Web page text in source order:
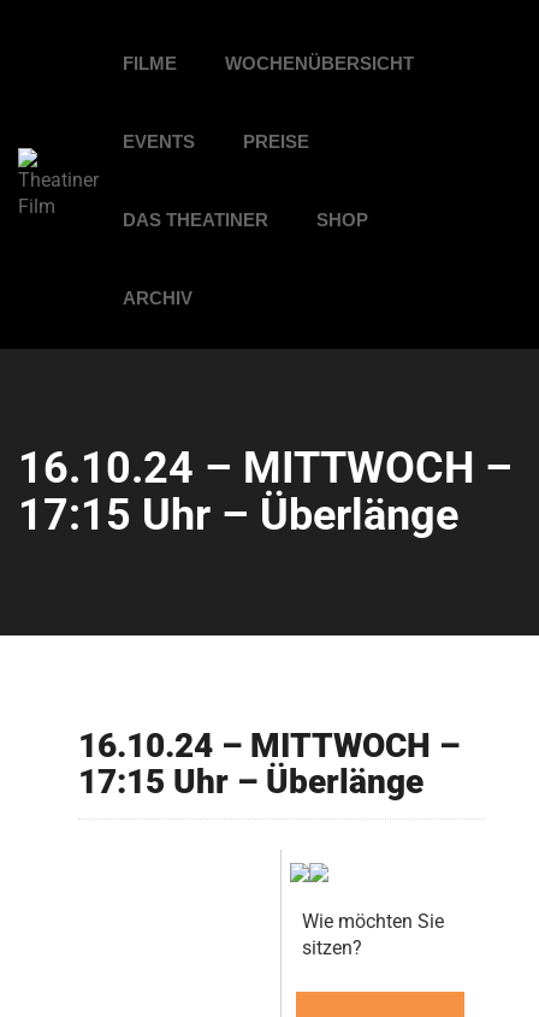
FILME WOCHENÜBERSICHT
EVENTS PREISE
DAS THEATINER SHOP
ARCHIV
16.10.24 – MITTWOCH –
17:15 Uhr – Überlänge
16.10.24 – MITTWOCH –
17:15 Uhr – Überlänge
Wie möchten Sie
sitzen?